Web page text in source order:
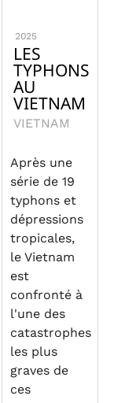
2025
LES
TYPHONS
AU
VIETNAM
VIETNAM
Après une
série de 19
typhons et
dépressions
tropicales,
le Vietnam
est
confronté à
l'une des
catastrophes
les plus
graves de
ces